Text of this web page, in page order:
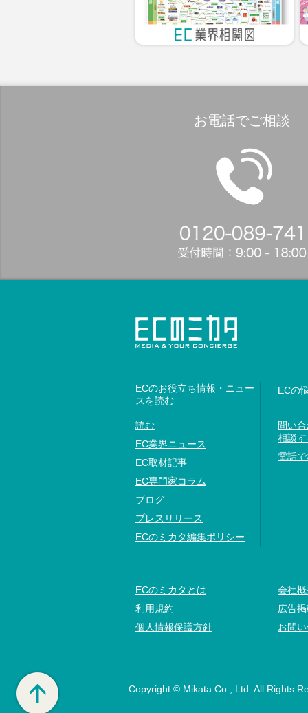
お電話でご相談
ECのお役立ち情報・ニュー
スを読む
読む
EC業界ニュース
EC取材記事
EC専門家コラム
ブログ
プレスリリース
ECのミカタ編集ポリシー
ECの
問い
相談す
電話
ECのミカタとは
利用規約
個人情報保護方針
会社
広告
お問
Copyright © Mikata Co., Ltd. All Rights